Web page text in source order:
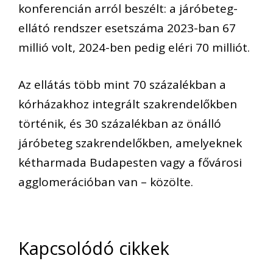
konferencián arról beszélt: a járóbeteg-
ellátó rendszer esetszáma 2023-ban 67
millió volt, 2024-ben pedig eléri 70 milliót.
Az ellátás több mint 70 százalékban a
kórházakhoz integrált szakrendelőkben
történik, és 30 százalékban az önálló
járóbeteg szakrendelőkben, amelyeknek
kétharmada Budapesten vagy a fővárosi
agglomerációban van – közölte.
Kapcsolódó cikkek